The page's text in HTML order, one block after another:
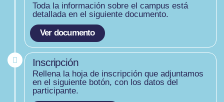
Toda la información sobre el campus está
detallada en el siguiente documento.
Ver documento
Inscripción
Rellena la hoja de inscripción que adjuntamos
en el siguiente botón, con los datos del
participante.